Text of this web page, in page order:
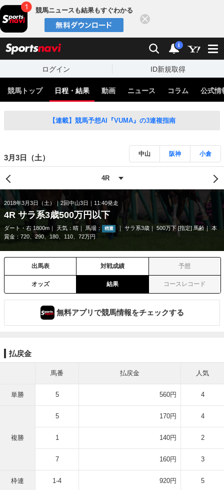
競馬ニュースも結果もすぐわかる
検索 通知
i
ログイン ID新規取得
競馬トップ 日程・結果 動画 ニュース コラム 公式情
【連載】競馬予想AI『VUMA』の3連複指南
3月3日（土） 中山 阪神 小倉
2018年3月3日（土） 2回中山3日 11:40発走
4R サラ系3歳500万円以下
ダート・右 1800m 天気： 晴 馬場： 稍重 サラ系3歳 500万下 [指定] 馬齢
本
賞金：720、290、180、110、72万円
出馬表 対戦成績 予想
オッズ 結果 コースレコード
無料アプリで競馬情報をチェックする
払戻金
馬番 払戻金 人気
単勝 5 560円 4
複勝
5 170円 4
1 140円 2
7 160円 3
枠連 1-4 920円 5